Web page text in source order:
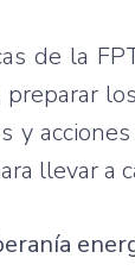
de la
y
llevar